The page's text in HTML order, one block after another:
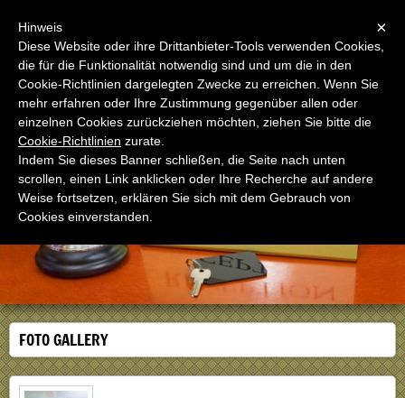
Oasi San Giuseppe
Casa per ferie in Roma dal 1975
FOTO GALLERY
×
Hinweis
Diese Website oder ihre Drittanbieter-Tools verwenden Cookies,
die für die Funktionalität notwendig sind und um die in den
Cookie-Richtlinien dargelegten Zwecke zu erreichen. Wenn Sie
mehr erfahren oder Ihre Zustimmung gegenüber allen oder
einzelnen Cookies zurückziehen möchten, ziehen Sie bitte die
Cookie-Richtlinien zurate.
Indem Sie dieses Banner schließen, die Seite nach unten
scrollen, einen Link anklicken oder Ihre Recherche auf andere
Weise fortsetzen, erklären Sie sich mit dem Gebrauch von
Cookies einverstanden.